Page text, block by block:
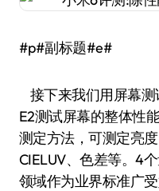
#p#副标题#e#
接下来我们用屏幕测
E2测试屏幕的整体性
测定方法，可测定亮度
CIELUV、色差等。4
领域作为业界标准广